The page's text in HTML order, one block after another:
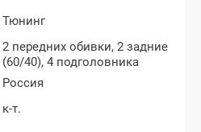
Тюнинг
2 передних обивки, 2 задние
(60/40), 4 подголовника
Россия
к-т.